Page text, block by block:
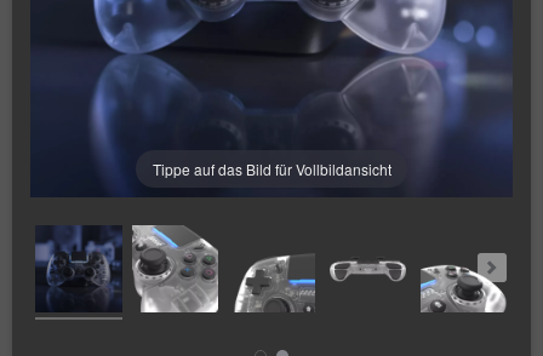
Tippe auf das Bild für Vollbildansicht